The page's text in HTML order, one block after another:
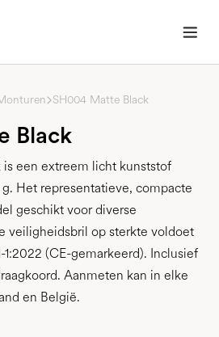
SH004 Matte Black
Black
een extreem licht kunststof
Het representatieve, compacte
geschikt voor diverse
veiligheidsbril op sterkte voldoet
1:2022 (CE-gemarkeerd). Inclusief
Aanmeten kan in elke
en België.